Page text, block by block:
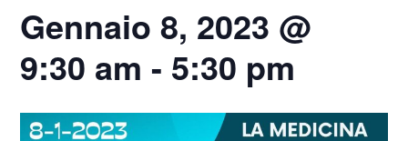
Gennaio 8, 2023 @
9:30 am - 5:30 pm